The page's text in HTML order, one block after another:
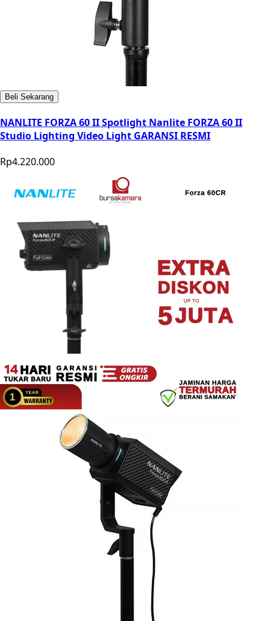
Beli Sekarang
NANLITE FORZA 60 II Spotlight Nanlite FORZA 60 II
Studio Lighting Video Light GARANSI RESMI
Rp4.220.000